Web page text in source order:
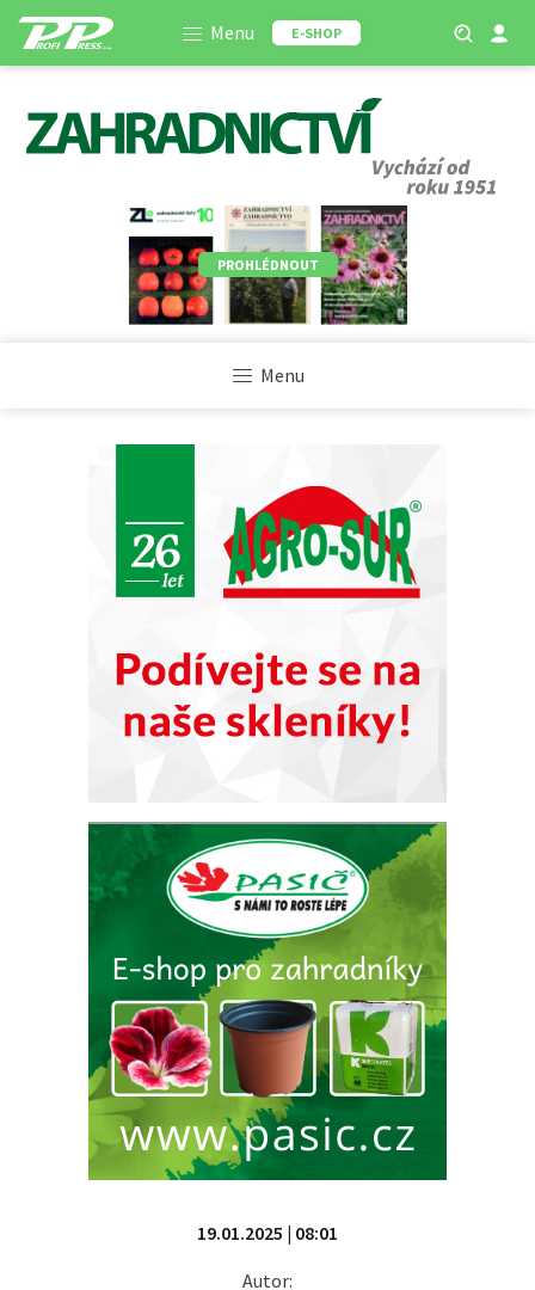
Menu E-SHOP
PROHLÉDNOUT
Menu
19.01.2025 | 08:01
Autor: